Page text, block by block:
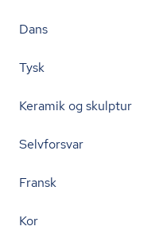
Dans
Tysk
Keramik og skulptur
Selvforsvar
Fransk
Kor